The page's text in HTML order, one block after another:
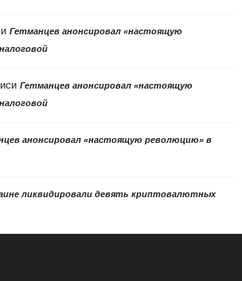
Гетманцев анонсировал «настоящую
Гетманцев анонсировал «настоящую
анонсировал «настоящую революцию» в
ликвидировали девять криптовалютных